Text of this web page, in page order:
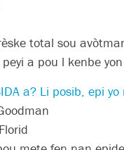
total sou
a pou l kenbe
a? Li posib, epi yo